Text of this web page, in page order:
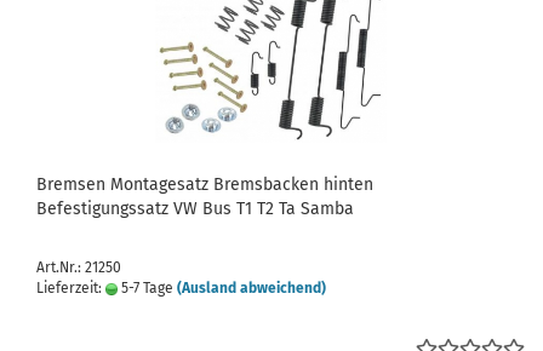
Bremsen Montagesatz Bremsbacken hinten
Befestigungssatz VW Bus T1 T2 Ta Samba
Art.Nr.: 21250
Lieferzeit:
5-7 Tage (Ausland abweichend)